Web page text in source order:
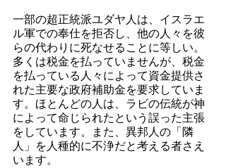
一部の超正統派ユダヤ人は、イスラエ
ル軍での奉仕を拒否し、他の人々を彼
らの代わりに死なせることに等しい。
多くは税金を払っていませんが、税金
を払っている人々によって資金提供さ
れた主要な政府補助金を要求していま
す。ほとんどの人は、ラビの伝統が神
によって命じられたという誤った主張
をしています。また、異邦人の「隣
人」を人種的に不浄だと考える者さえ
います。